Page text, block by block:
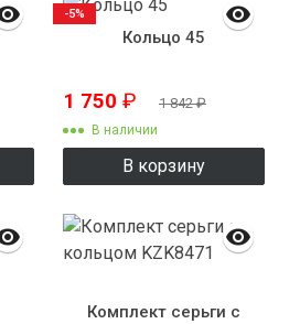
Кольцо 45
1 750 ₽ 1 842₽
В наличии
В корзину
-5%
Комплект серьги с